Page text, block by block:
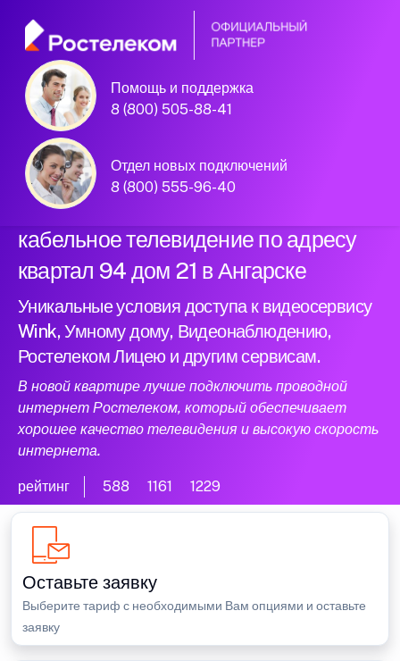
Помощь и поддержка
8 (800) 505-88-41
Отдел новых подключений
8 (800) 555-96-40
Официальный
партнер Ростелеком
Подключили новый интернет и
кабельное телевидение по адресу
квартал 94 дом 21 в Ангарске
Уникальные условия доступа к видеосервису
Wink, Умному дому, Видеонаблюдению,
Ростелеком Лицею и другим сервисам.
В новой квартире лучше подключить проводной
интернет Ростелеком, который обеспечивает
хорошее качество телевидения и высокую скорость
интернета.
рейтинг 588 1161 1229
Оставьте заявку
Выберите тариф с необходимыми Вам опциями и оставьте
заявку